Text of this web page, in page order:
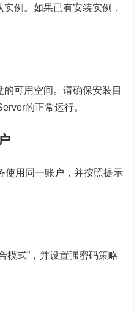
例。如果已有安装实例，
可用空间。请确保安装目
的正常运行。
使用同一账户，并按照提示
模式”，并设置强密码策略